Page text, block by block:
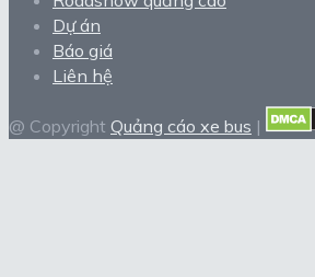
Dự án
Báo giá
Liên hệ
@ Copyright Quảng cáo xe bus |